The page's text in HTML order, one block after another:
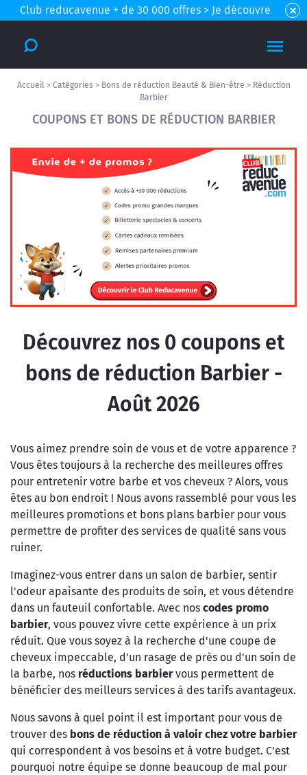
Club reducavenue + de 30 000 offres > Je découvre
Accueil > Catégories > Bons de réduction Beauté & Bien-être > Réduction
Barbier
COUPONS ET BONS DE RÉDUCTION BARBIER
Découvrez nos 0 coupons et
bons de réduction Barbier -
Août 2026
Vous aimez prendre soin de vous et de votre apparence ?
Vous êtes toujours à la recherche des meilleures offres
pour entretenir votre barbe et vos cheveux ? Alors, vous
êtes au bon endroit ! Nous avons rassemblé pour vous les
meilleures promotions et bons plans barbier pour vous
permettre de profiter des services de qualité sans vous
ruiner.
Imaginez-vous entrer dans un salon de barbier, sentir
l'odeur apaisante des produits de soin, et vous détendre
dans un fauteuil confortable. Avec nos codes promo
barbier, vous pouvez vivre cette expérience à un prix
réduit. Que vous soyez à la recherche d'une coupe de
cheveux impeccable, d'un rasage de près ou d'un soin de
la barbe, nos réductions barbiervous permettent de
bénéficier des meilleurs services à des tarifs avantageux.
Nous savons à quel point il est important pour vous de
trouver des bons de réduction à valoir chez votre barbier
qui correspondent à vos besoins et à votre budget. C'est
pourquoi notre équipe se donne beaucoup de mal pour